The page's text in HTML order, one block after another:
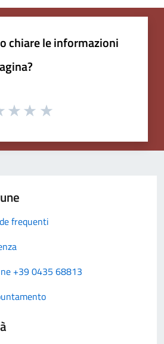
chiare le informazioni
frequenti
+39 0435 68813